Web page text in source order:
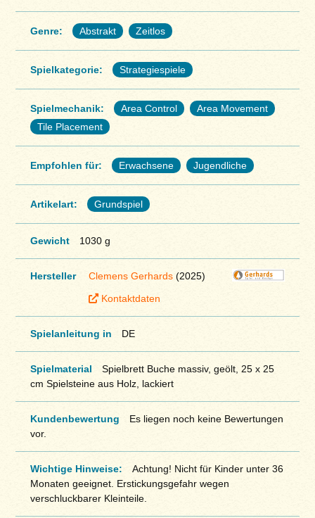
Genre: Abstrakt Zeitlos
Spielkategorie: Strategiespiele
Spielmechanik: Area Control
Area Movement
Tile Placement
Empfohlen für: Erwachsene Jugendliche
Artikelart: Grundspiel
Gewicht 1030 g
Hersteller Clemens Gerhards(2025)
Kontaktdaten
Spielanleitung in DE
Spielmaterial
Spielbrett Buche massiv, geölt, 25 x 25
cm Spielsteine aus Holz, lackiert
Kundenbewertung
Es liegen noch keine Bewertungen
vor.
Wichtige Hinweise:
Achtung! Nicht für Kinder unter 36
Monaten geeignet. Erstickungsgefahr wegen
verschluckbarer Kleinteile.